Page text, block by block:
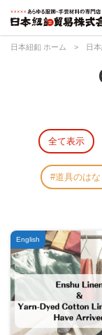
日本紐釦 ホーム > 日
全て表示
道具のはな
English